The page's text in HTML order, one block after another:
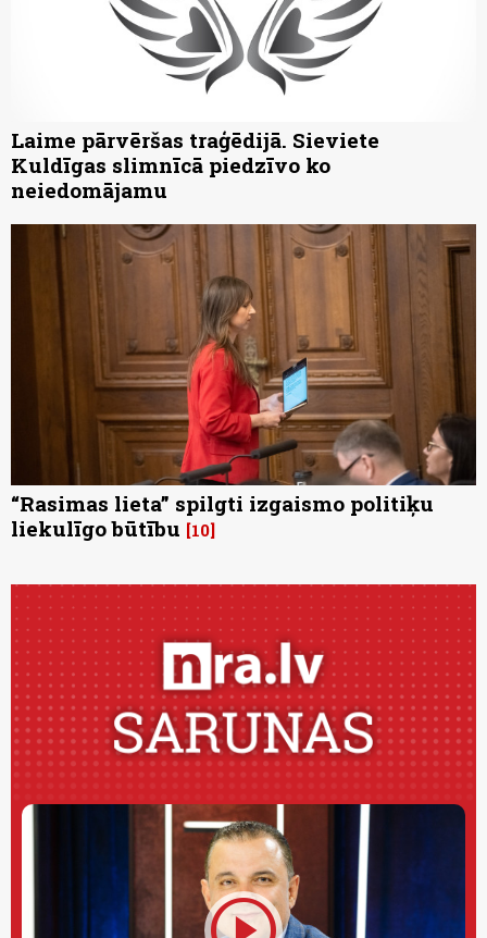
Laime pārvēršas traģēdijā. Sieviete
Kuldīgas slimnīcā piedzīvo ko
neiedomājamu
“Rasimas lieta” spilgti izgaismo politiķu
liekulīgo būtību 10